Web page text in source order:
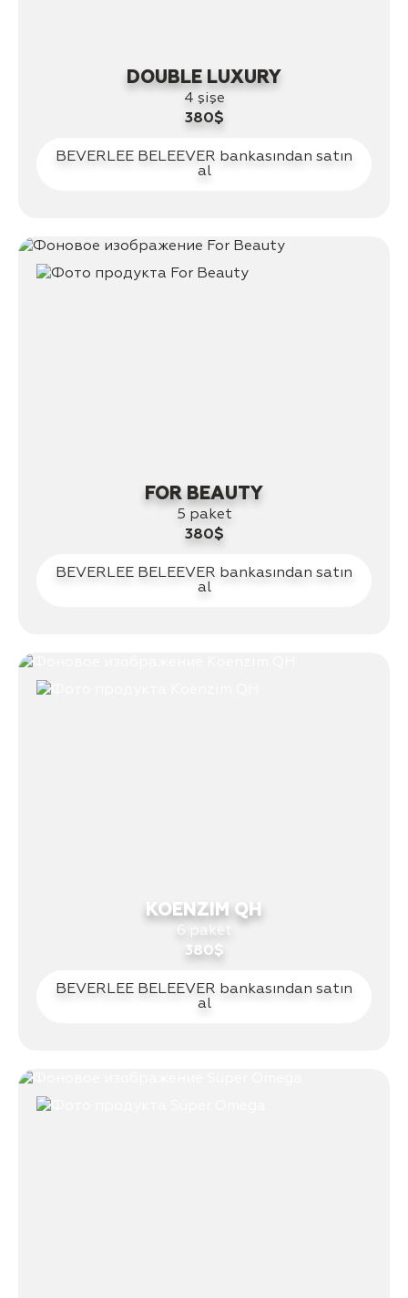
DOUBLE LUXURY
4 şişe
380$
BEVERLEE BELEEVER bankasından satın
al
FOR BEAUTY
5 paket
380$
BEVERLEE BELEEVER bankasından satın
al
KOENZIM QH
6 paket
380$
BEVERLEE BELEEVER bankasından satın
al